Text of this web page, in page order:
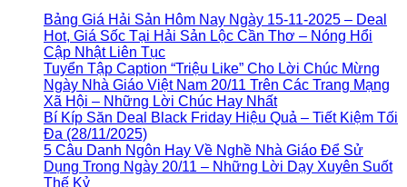
Bảng Giá Hải Sản Hôm Nay Ngày 15-11-2025 – Deal
Hot, Giá Sốc Tại Hải Sản Lộc Cần Thơ – Nóng Hổi
Cập Nhật Liên Tục
Tuyển Tập Caption “Triệu Like” Cho Lời Chúc Mừng
Ngày Nhà Giáo Việt Nam 20/11 Trên Các Trang Mạng
Xã Hội – Những Lời Chúc Hay Nhất
Bí Kíp Săn Deal Black Friday Hiệu Quả – Tiết Kiệm Tối
Đa (28/11/2025)
5 Câu Danh Ngôn Hay Về Nghề Nhà Giáo Để Sử
Dụng Trong Ngày 20/11 – Những Lời Dạy Xuyên Suốt
Thế Kỷ